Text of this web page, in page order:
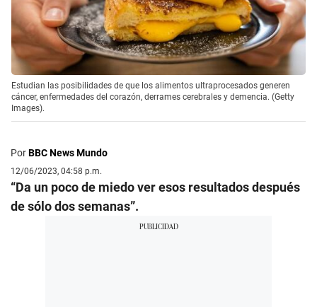
Estudian las posibilidades de que los alimentos ultraprocesados generen
cáncer, enfermedades del corazón, derrames cerebrales y demencia. (Getty
Images).
PorBBC News Mundo
12/06/2023, 04:58 p.m.
“Da un poco de miedo ver esos resultados después
de sólo dos semanas”.